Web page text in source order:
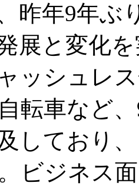
昨年9年ぶ
展と変化
ッシュレ
転車など
しており
ビジネス